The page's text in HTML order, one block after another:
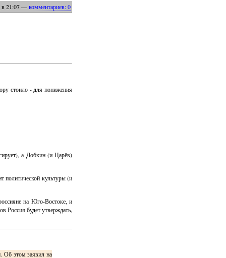
в 21:07—комментариев: 0
стоило - для понижения
а Добкин (и Царёв)
политической культуры (и
на Юго-Востоке, и
Россия будет утверждать,
Об этом заявил на